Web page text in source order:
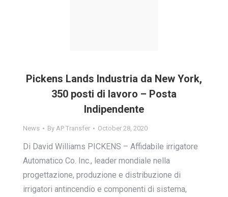
Pickens Lands Industria da New York,
350 posti di lavoro – Posta
Indipendente
News By AP Transfer October 28, 2020
Di David Williams PICKENS – Affidabile irrigatore
Automatico Co. Inc., leader mondiale nella
progettazione, produzione e distribuzione di
irrigatori antincendio e componenti di sistema,